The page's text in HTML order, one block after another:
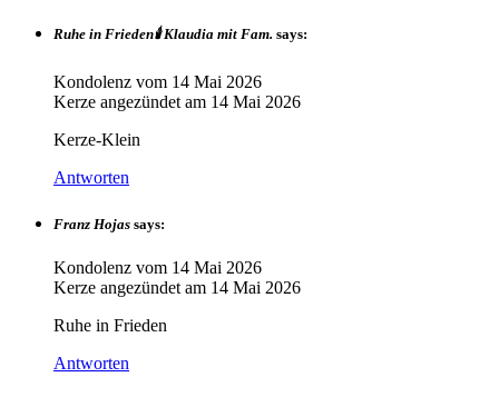
Ruhe in Frieden🕯 Klaudia mit Fam. says:
Kondolenz vom 14 Mai 2026
Kerze angezündet am 14 Mai 2026
Kerze-Klein
Antworten
Franz Hojas says:
Kondolenz vom 14 Mai 2026
Kerze angezündet am 14 Mai 2026
Ruhe in Frieden
Antworten